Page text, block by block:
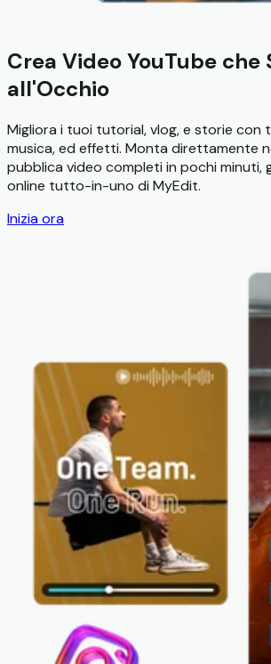
Crea Video YouTube che
all'Occhio
Migliora i tuoi tutorial, vlog, e storie con
musica, ed effetti. Monta direttamente
pubblica video completi in pochi minuti,
online tutto-in-uno di MyEdit.
Inizia ora